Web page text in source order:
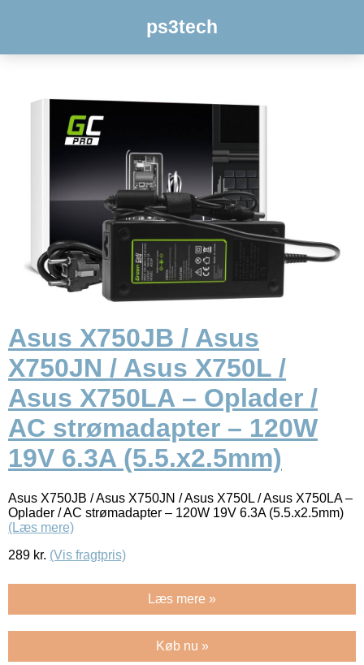
ps3tech
Asus X750JB / Asus
X750JN / Asus X750L /
Asus X750LA – Oplader /
AC strømadapter – 120W
19V 6.3A (5.5.x2.5mm)
Asus X750JB / Asus X750JN / Asus X750L / Asus X750LA –
Oplader / AC strømadapter – 120W 19V 6.3A (5.5.x2.5mm)
(Læs mere)
289 kr. (Vis fragtpris)
Læs mere »
Køb nu »